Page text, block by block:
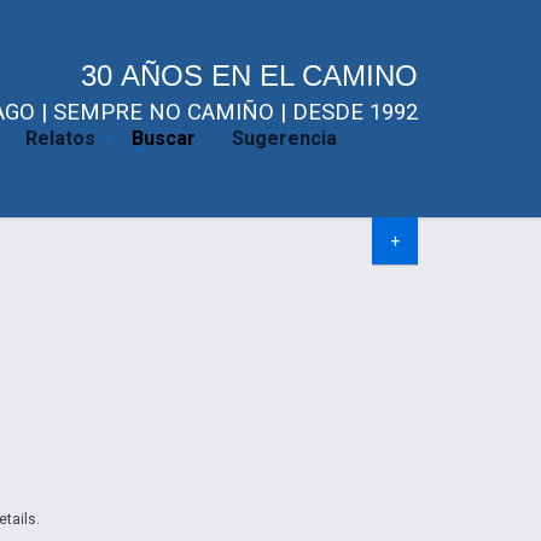
30 AÑOS EN EL CAMINO
| SEMPRE NO CAMIÑO | DESDE 1992
Relatos Buscar Sugerencia
+